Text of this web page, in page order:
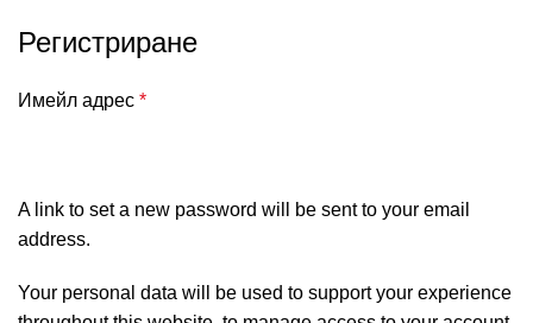
Регистриране
Имейл адрес *
A link to set a new password will be sent to your email
address.
Your personal data will be used to support your experience